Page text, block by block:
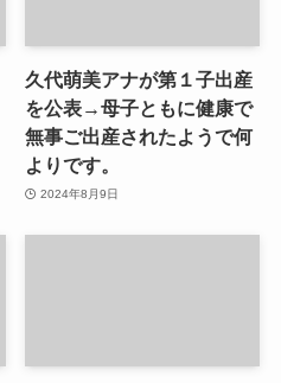
久代萌美アナが第１子出産
を公表→母子ともに健康で
無事ご出産されたようで何
よりです。
2024年8月9日